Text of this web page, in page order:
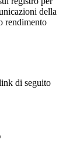
della
rendimento
di seguito